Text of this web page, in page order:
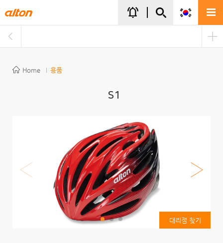
notifications_active
Home 용품
S1
대리점 찾기